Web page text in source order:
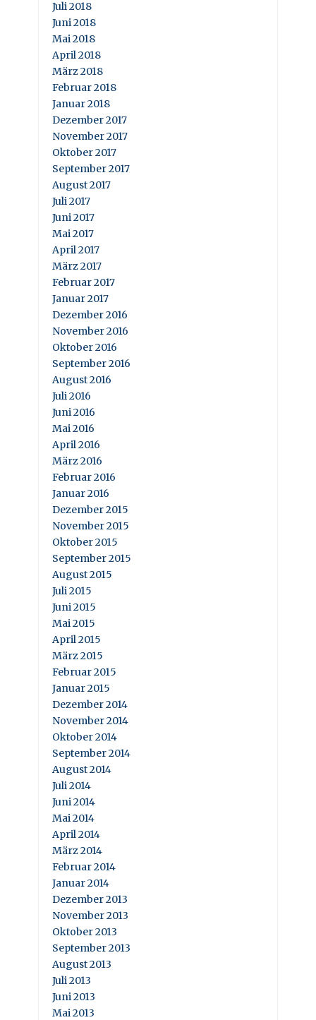
Juli 2018
Juni 2018
Mai 2018
April 2018
März 2018
Februar 2018
Januar 2018
Dezember 2017
November 2017
Oktober 2017
September 2017
August 2017
Juli 2017
Juni 2017
Mai 2017
April 2017
März 2017
Februar 2017
Januar 2017
Dezember 2016
November 2016
Oktober 2016
September 2016
August 2016
Juli 2016
Juni 2016
Mai 2016
April 2016
März 2016
Februar 2016
Januar 2016
Dezember 2015
November 2015
Oktober 2015
September 2015
August 2015
Juli 2015
Juni 2015
Mai 2015
April 2015
März 2015
Februar 2015
Januar 2015
Dezember 2014
November 2014
Oktober 2014
September 2014
August 2014
Juli 2014
Juni 2014
Mai 2014
April 2014
März 2014
Februar 2014
Januar 2014
Dezember 2013
November 2013
Oktober 2013
September 2013
August 2013
Juli 2013
Juni 2013
Mai 2013